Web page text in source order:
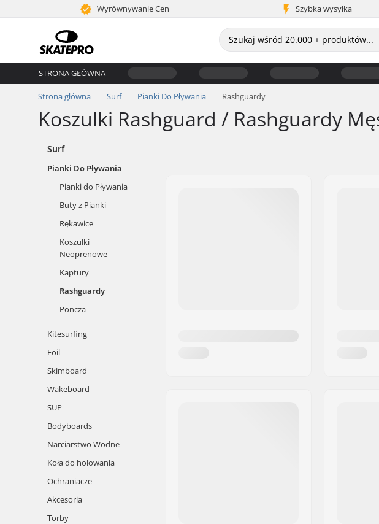
Wyrównywanie Cen Szybka wysyłka
STRONA GŁÓWNA
Strona główna Surf Pianki Do Pływania Rashguardy
Koszulki Rashguard / Rashguardy
Surf
Pianki Do Pływania
Pianki do Pływania
Buty z Pianki
Rękawice
Koszulki
Neoprenowe
Kaptury
Rashguardy
Poncza
Kitesurfing
Foil
Skimboard
Wakeboard
SUP
Bodyboards
Narciarstwo Wodne
Koła do holowania
Ochraniacze
Akcesoria
Torby